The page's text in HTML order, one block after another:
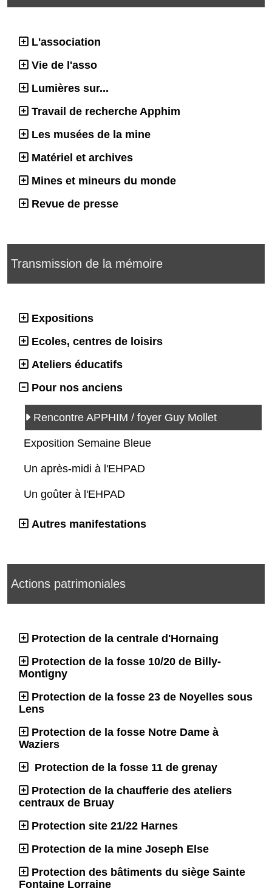
L'association
Vie de l'asso
Lumières sur...
Travail de recherche Apphim
Les musées de la mine
Matériel et archives
Mines et mineurs du monde
Revue de presse
Transmission de la mémoire
Expositions
Ecoles, centres de loisirs
Ateliers éducatifs
Pour nos anciens
Rencontre APPHIM / foyer Guy Mollet
Exposition Semaine Bleue
Un après-midi à l'EHPAD
Un goûter à l'EHPAD
Autres manifestations
Actions patrimoniales
Protection de la centrale d'Hornaing
Protection de la fosse 10/20 de Billy-
Montigny
Protection de la fosse 23 de Noyelles sous
Lens
Protection de la fosse Notre Dame à
Waziers
Protection de la fosse 11 de grenay
Protection de la chaufferie des ateliers
centraux de Bruay
Protection site 21/22 Harnes
Protection de la mine Joseph Else
Protection des bâtiments du siège Sainte
Fontaine Lorraine